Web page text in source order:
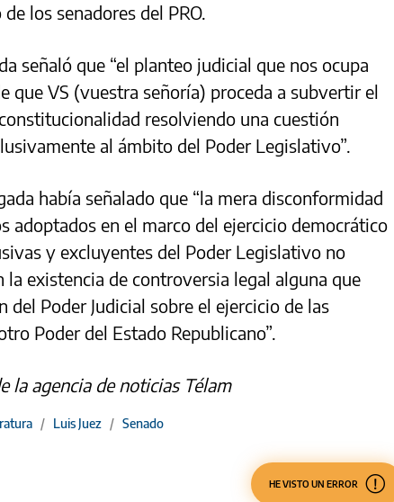
los senadores del PRO.
señaló que “el planteo judicial que nos ocupa
que VS (vuestra señoría) proceda a subvertir el
resolviendo una cuestión
al ámbito del Poder Legislativo”.
había señalado que “la mera disconformidad
adoptados en el marco del ejercicio democrático
y excluyentes del Poder Legislativo no
existencia de controversia legal alguna que
Poder Judicial sobre el ejercicio de las
Poder del Estado Republicano”.
la agencia de noticias Télam
/ Luis Juez / Senado
HE VISTO UN ERROR